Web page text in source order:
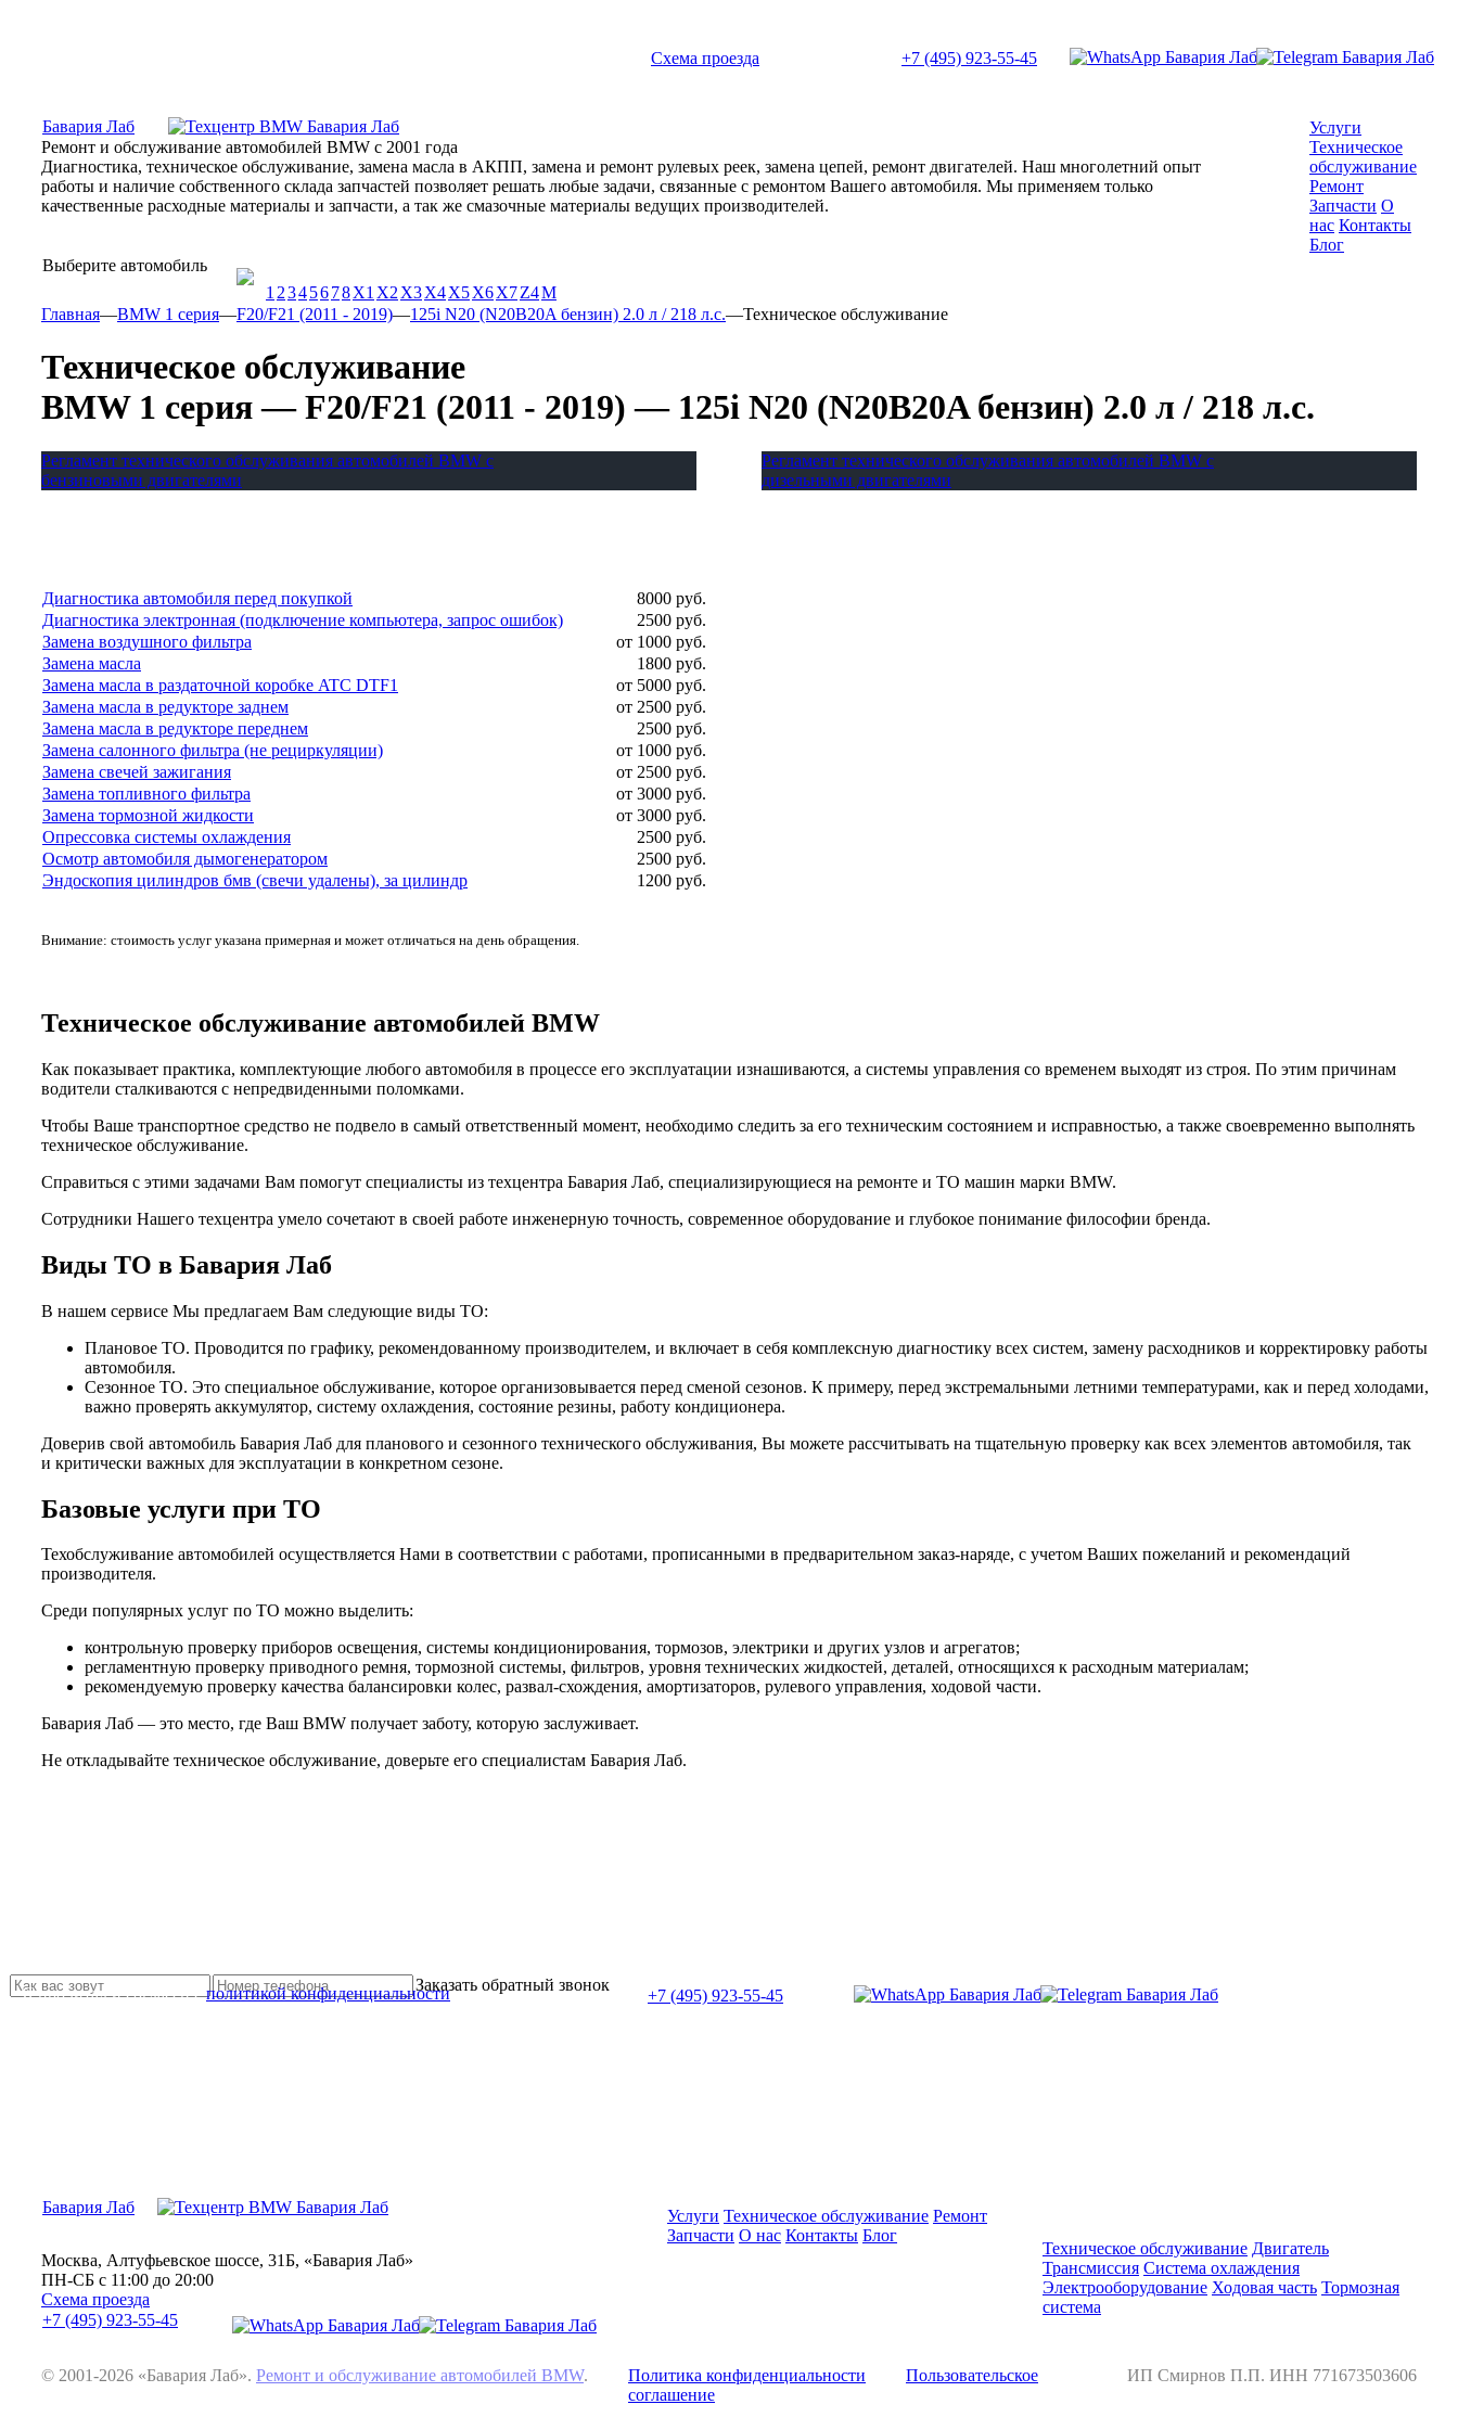
Схема проезда +7 (495) 923-55-45
Бавария Лаб
Ремонт и обслуживание автомобилей BMW с 2001 года
Диагностика, техническое обслуживание, замена масла в АКПП, замена и ремонт рулевых реек, замена цепей, ремонт двигателей. Наш многолетний опыт
работы и наличие собственного склада запчастей позволяет решать любые задачи, связанные с ремонтом Вашего автомобиля. Мы применяем только
качественные расходные материалы и запчасти, а так же смазочные материалы ведущих производителей.
Услуги
Техническое
обслуживание
Ремонт
Запчасти О
нас Контакты
Блог
Выберите автомобиль
1 2345678X1 X2 X3X4X5X6X7Z4М
Главная—BMW 1 серия—F20/F21 (2011 - 2019)—125i N20 (N20B20A бензин) 2.0 л / 218 л.с.—Техническое обслуживание
Техническое обслуживание
BMW 1 серия — F20/F21 (2011 - 2019) — 125i N20 (N20B20A бензин) 2.0 л / 218 л.с.
Регламент технического обслуживания автомобилей BMW с
бензиновыми двигателями
Регламент технического обслуживания автомобилей BMW с
дизельными двигателями
Диагностика автомобиля перед покупкой
8000 руб.
Диагностика электронная (подключение компьютера, запрос ошибок)
2500 руб.
Замена воздушного фильтра
от 1000 руб.
Замена масла
1800 руб.
Замена масла в раздаточной коробке ATC DTF1
от 5000 руб.
Замена масла в редукторе заднем
от 2500 руб.
Замена масла в редукторе переднем
2500 руб.
Замена салонного фильтра (не рециркуляции)
от 1000 руб.
Замена свечей зажигания
от 2500 руб.
Замена топливного фильтра
от 3000 руб.
Замена тормозной жидкости
от 3000 руб.
Опрессовка системы охлаждения
2500 руб.
Осмотр автомобиля дымогенератором
2500 руб.
Эндоскопия цилиндров бмв (свечи удалены), за цилиндр
1200 руб.
Внимание: стоимость услуг указана примерная и может отличаться на день обращения.
Техническое обслуживание автомобилей BMW
Как показывает практика, комплектующие любого автомобиля в процессе его эксплуатации изнашиваются, а системы управления со временем выходят из строя. По этим причинам
водители сталкиваются с непредвиденными поломками.
Чтобы Ваше транспортное средство не подвело в самый ответственный момент, необходимо следить за его техническим состоянием и исправностью, а также своевременно выполнять
техническое обслуживание.
Справиться с этими задачами Вам помогут специалисты из техцентра Бавария Лаб, специализирующиеся на ремонте и ТО машин марки BMW.
Сотрудники Нашего техцентра умело сочетают в своей работе инженерную точность, современное оборудование и глубокое понимание философии бренда.
Виды ТО в Бавария Лаб
В нашем сервисе Мы предлагаем Вам следующие виды ТО:
Плановое ТО. Проводится по графику, рекомендованному производителем, и включает в себя комплексную диагностику всех систем, замену расходников и корректировку работы
автомобиля.
Сезонное ТО. Это специальное обслуживание, которое организовывается перед сменой сезонов. К примеру, перед экстремальными летними температурами, как и перед холодами,
важно проверять аккумулятор, систему охлаждения, состояние резины, работу кондиционера.
Доверив свой автомобиль Бавария Лаб для планового и сезонного технического обслуживания, Вы можете рассчитывать на тщательную проверку как всех элементов автомобиля, так
и критически важных для эксплуатации в конкретном сезоне.
Базовые услуги при ТО
Техобслуживание автомобилей осуществляется Нами в соответствии с работами, прописанными в предварительном заказ-наряде, с учетом Ваших пожеланий и рекомендаций
производителя.
Среди популярных услуг по ТО можно выделить:
контрольную проверку приборов освещения, системы кондиционирования, тормозов, электрики и других узлов и агрегатов;
регламентную проверку приводного ремня, тормозной системы, фильтров, уровня технических жидкостей, деталей, относящихся к расходным материалам;
рекомендуемую проверку качества балансировки колес, развал-схождения, амортизаторов, рулевого управления, ходовой части.
Бавария Лаб — это место, где Ваш BMW получает заботу, которую заслуживает.
Не откладывайте техническое обслуживание, доверьте его специалистам Бавария Лаб.
Заказать обратный звонок
Я прочитал и согласен сполитикой конфиденциальности
+7 (495) 923-55-45
Бавария Лаб
Москва, Алтуфьевское шоссе, 31Б, «Бавария Лаб»
ПН-СБ с 11:00 до 20:00
Схема проезда
+7 (495) 923-55-45
Услуги Техническое обслуживание Ремонт
Запчасти О нас Контакты Блог
Техническое обслуживание Двигатель
Трансмиссия Система охлаждения
Электрооборудование Ходовая часть Тормозная
система
© 2001-2026 «Бавария Лаб». Ремонт и обслуживание автомобилей BMW. Политика конфиденциальности
Пользовательское
соглашение
ИП Смирнов П.П. ИНН 771673503606